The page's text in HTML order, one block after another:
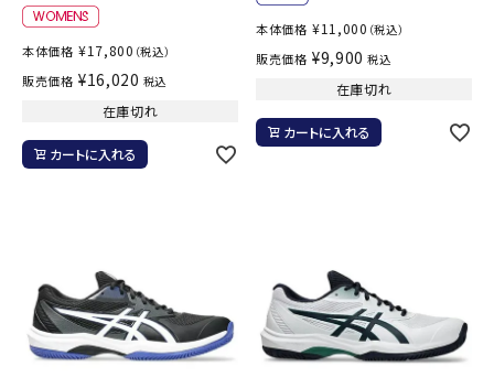
本体価格 ¥17,800 （税込）
販売価格 ¥16,020 税込
在庫切れ
カートに入れる
本体価格 ¥11,000 （税込）
販売価格 ¥9,900 税込
在庫切れ
カートに入れる